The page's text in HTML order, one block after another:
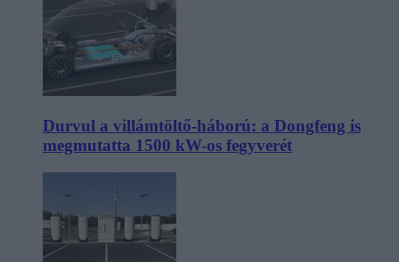
Durvul a villámtöltő-háború: a Dongfeng is
megmutatta 1500 kW-os fegyverét